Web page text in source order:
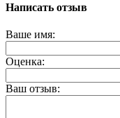
Написать отзыв
Ваше имя:
Оценка:
Ваш отзыв: